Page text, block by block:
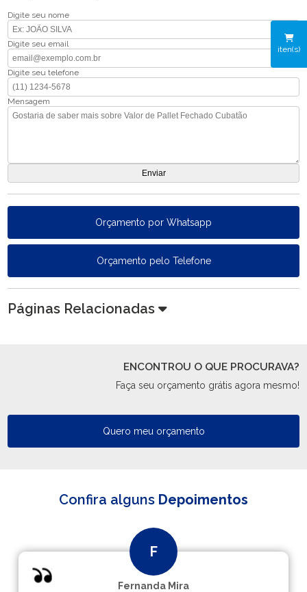
iten(s)
Digite seu nome
Digite seu email
Digite seu telefone
Mensagem
Orçamento por Whatsapp
Orçamento pelo Telefone
Páginas Relacionadas
ENCONTROU O QUE PROCURAVA?
Faça seu orçamento grátis agora mesmo!
Quero meu orçamento
Confira alguns Depoimentos
Fernanda Mira